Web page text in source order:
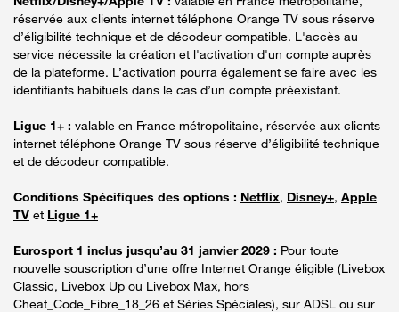
réservée aux clients internet téléphone Orange TV sous réserve
d’éligibilité technique et de décodeur compatible. L'accès au
service nécessite la création et l'activation d'un compte auprès
de la plateforme. L’activation pourra également se faire avec les
identifiants habituels dans le cas d’un compte préexistant.
Ligue 1+ : valable en France métropolitaine, réservée aux clients
internet téléphone Orange TV sous réserve d’éligibilité technique
et de décodeur compatible.
Conditions Spécifiques des options : Netflix, Disney+, Apple
TV et Ligue 1+
Eurosport 1 inclus jusqu’au 31 janvier 2029 : Pour toute
nouvelle souscription d’une offre Internet Orange éligible (Livebox
Classic, Livebox Up ou Livebox Max, hors
Cheat_Code_Fibre_18_26 et Séries Spéciales), sur ADSL ou sur